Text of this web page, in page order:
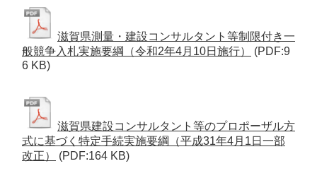
滋賀県測量・建設コンサルタント等制限付き一
般競争入札実施要綱（令和2年4月10日施行）
(PDF:9
6 KB)
滋賀県建設コンサルタント等のプロポーザル方
式に基づく特定手続実施要綱（平成31年4月1日一部
改正）
(PDF:164 KB)